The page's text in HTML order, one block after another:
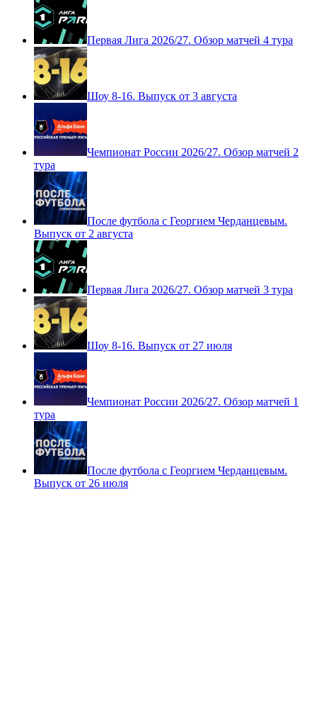
Первая Лига 2026/27. Обзор матчей 4 тура
Шоу 8-16. Выпуск от 3 августа
Чемпионат России 2026/27. Обзор матчей 2
тура
После футбола с Георгием Черданцевым.
Выпуск от 2 августа
Первая Лига 2026/27. Обзор матчей 3 тура
Шоу 8-16. Выпуск от 27 июля
Чемпионат России 2026/27. Обзор матчей 1
тура
После футбола с Георгием Черданцевым.
Выпуск от 26 июля